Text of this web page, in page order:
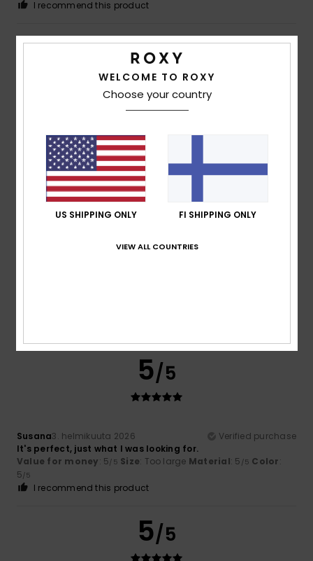
I recommend this product
5/5
28. helmikuuta
for the girl whose name is Lilas: her colour
Comfort: 5/5 Value for money
I recommend this product
4
5/5
Susana3. helmikuuta 2026
Verified purchase
It's perfect, just what I was looking for.
Value for money: 5/5 Size: Too large Material: 5 /5 Color:
5/5
I recommend this product
5/5
WELCOME TO ROXY
Choose your country
US SHIPPING ONLY FI SHIPPING ONLY
VIEW ALL COUNTRIES